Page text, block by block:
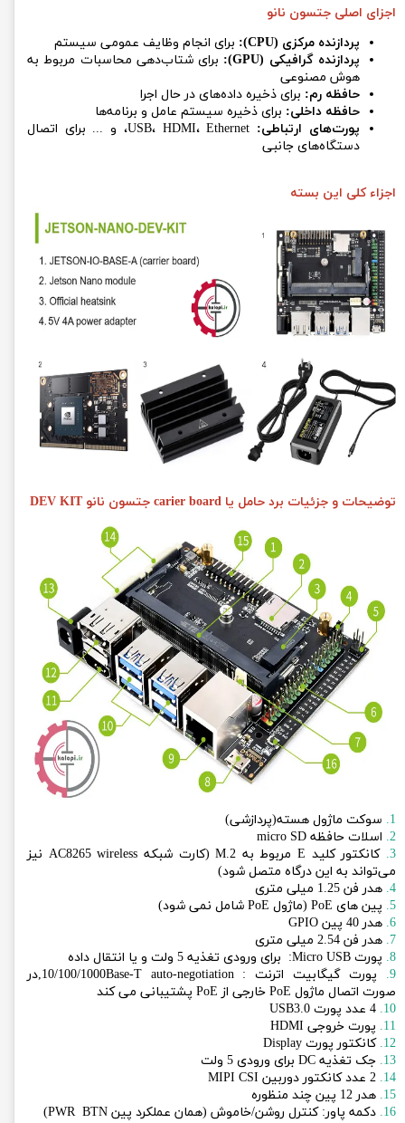
اجزای اصلی جتسون نانو
پردازنده مرکزی (CPU):
برای انجام وظایف عمومی سیستم
پردازنده گرافیکی (GPU):
برای شتاب‌دهی محاسبات مربوط به
هوش مصنوعی
حافظه رم: برای ذخیره داده‌های در حال اجرا
حافظه داخلی: برای ذخیره سیستم عامل و برنامه‌ها
پورت‌های ارتباطی:
USB، HDMI، Ethernet، و ... برای اتصال
دستگاه‌های جانبی
اجزاء کلی این بسته
توضیحات و جزئیات برد حامل یا carier board جتسون نانو DEV KIT
1. سوکت ماژول هسته(پردازشی)
2. اسلات حافظه micro SD
3. کانکتور کلید E مربوط به M.2 (
کارت شبکه AC8265 wireless نیز
می‌تواند به این درگاه متصل شود)
4. هدر فن 1.25 میلی متری
5. پین های PoE (ماژول PoE شامل نمی شود)
6. هدر 40 پین GPIO
7. هدر فن 2.54 میلی متری
8. پورت Micro USB: برای ورودی تغذیه 5 ولت و یا انتقال داده
9.
پورت گیگابیت اترنت : 10/100/1000Base-T auto-negotiation,در
صورت اتصال ماژول PoE خارجی از PoE پشتیبانی می کند
10.
11. پورت خروجی HDMI
12. کانکتور پورت Display
13. جک تغذیه DC برای ورودی 5 ولت
14.
15. هدر 12 پین چند منظوره
16. دکمه پاور: کنترل روشن/خاموش (همان عملکرد پین PWR BTN)